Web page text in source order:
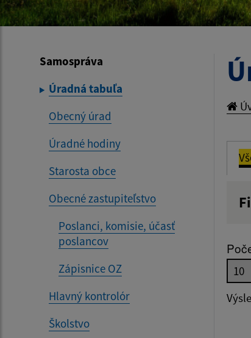
Samospráva
Úradná tabuľa
Obecný úrad
Úradné hodiny
Starosta obce
Obecné zastupiteľstvo
Poslanci, komisie, účasť
poslancov
Zápisnice OZ
Hlavný kontrolór
Školstvo